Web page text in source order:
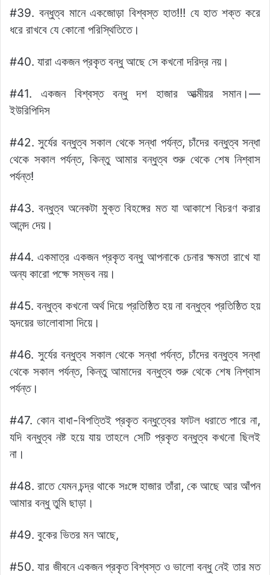
#39. বন্ধুত্ব মানে একজোড়া বিশ্বস্ত হাত!!! যে হাত শক্ত করে
ধরে রাখবে যে কোনো পরিস্থিতিতে।
#40. যারা একজন প্রকৃত বন্ধু আছে সে কখনো দরিদ্র নয়।
#41. একজন বিশ্বস্ত বন্ধু দশ হাজার আত্মীয়র সমান।—
ইউরিপিদিস
#42. সুর্যের বন্ধুত্ব সকাল থেকে সন্ধা পর্যন্ত, চাঁদের বন্ধুত্ব সন্ধা
থেকে সকাল পর্যন্ত, কিন্তু আমার বন্ধুত্ব শুরু থেকে শেষ নিশ্বাস
পর্যন্ত!
#43. বন্ধুত্ব অনেকটা মুক্ত বিহঙ্গের মত যা আকাশে বিচরণ করার
আনন্দ দেয়।
#44. একমাত্র একজন প্রকৃত বন্ধু আপনাকে চেনার ক্ষমতা রাখে যা
অন্য কারো পক্ষে সম্ভব নয়।
#45. বন্ধুত্ব কখনো অর্থ দিয়ে প্রতিষ্ঠিত হয় না বন্ধুত্ব প্রতিষ্ঠিত হয়
হৃদয়ের ভালোবাসা দিয়ে।
#46. সুর্যের বন্ধুত্ব সকাল থেকে সন্ধা পর্যন্ত, চাঁদের বন্ধুত্ব সন্ধা
থেকে সকাল পর্যন্ত, কিন্তু আমাদের বন্ধুত্ব শুরু থেকে শেষ নিশ্বাস
পর্যন্ত।
#47. কোন বাধা-বিপত্তিই প্রকৃত বন্ধুত্বের ফাটল ধরাতে পারে না,
যদি বন্ধুত্ব নষ্ট হয়ে যায় তাহলে সেটি প্রকৃত বন্ধুত্ব কখনো ছিলই
না।
#48. রাতে যেমন চন্দ্র থাকে সঃঙ্গে হাজার তাঁরা, কে আছে আর আঁপন
আমার বন্ধু তুমি ছাড়া।
#49. বুকের ভিতর মন আছে,
#50. যার জীবনে একজন প্রকৃত বিশ্বস্ত ও ভালো বন্ধু নেই তার মত